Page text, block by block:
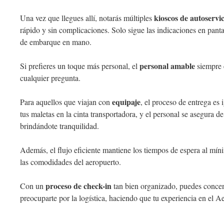
Una vez que llegues allí, notarás múltipleskioscos de
rápido y sin complicaciones. Solo sigue las indicaciones en
de embarque en mano.
Si prefieres un toque más personal, el personal amablesiempre
cualquier pregunta.
Para aquellos que viajan con equipaje, el proceso de entrega
tus maletas en la cinta transportadora, y el personal se asegura
brindándote tranquilidad.
Además, el flujo eficiente mantiene los tiempos de espera al
las comodidades del aeropuerto.
Con un proceso de check-intan bien organizado, puedes
preocuparte por la logística, haciendo que tu experiencia en el